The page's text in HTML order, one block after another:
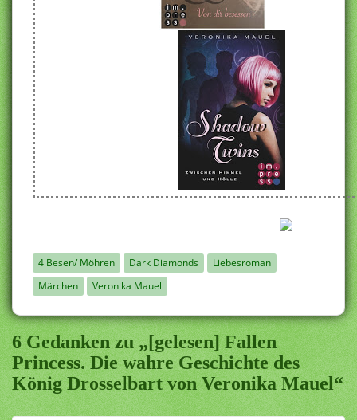
4 Besen/ Möhren Dark Diamonds
Liebesroman
Märchen
Veronika Mauel
6 Gedanken zu „[gelesen] Fallen
Princess. Die wahre Geschichte des
König Drosselbart von Veronika Mauel“